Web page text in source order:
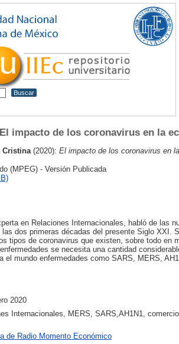
El impacto de los coronavirus en la
Cristina (2020): El impacto de los coronavirus en
(MPEG) - Versión Publicada
en Relaciones Internacionales, habló de las
las dos primeras décadas del presente Siglo XXI.
tipos de coronavirus que existen, sobre todo en
se necesita una cantidad
el mundo enfermedades como SARS, MERS,
2020
Internacionales, MERS, SARS,AH1N1,
de Radio Momento Económico